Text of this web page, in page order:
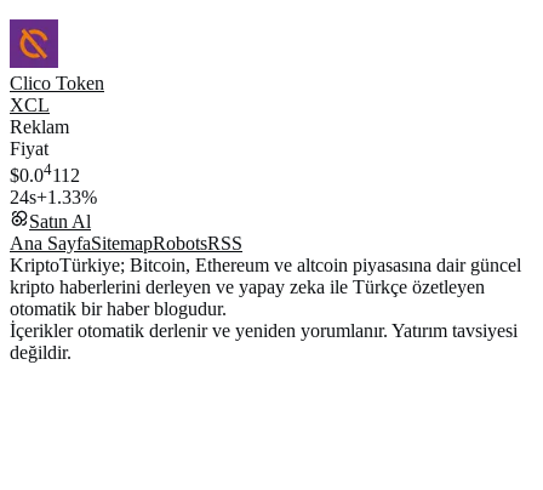
Clico Token
XCL
Reklam
Fiyat
$0.04112
24s+1.33%
Satın Al
Ana SayfaSitemapRobotsRSS
KriptoTürkiye; Bitcoin, Ethereum ve altcoin piyasasına dair güncel
kripto haberlerini derleyen ve yapay zeka ile Türkçe özetleyen
otomatik bir haber blogudur.
İçerikler otomatik derlenir ve yeniden yorumlanır. Yatırım tavsiyesi
değildir.